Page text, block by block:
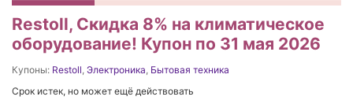
Restoll, Скидка 8% на климатическое
оборудование! Купон по 31 мая 2026
Купоны: Restoll, Электроника, Бытовая техника
Срок истек, но может ещё действовать